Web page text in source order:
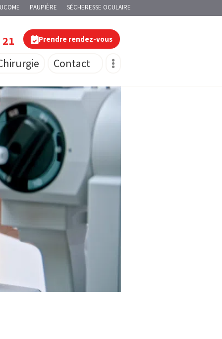
PAUPIÈRE SÉCHERESSE OCULAIRE
21 Prendre rendez-vous
Contact